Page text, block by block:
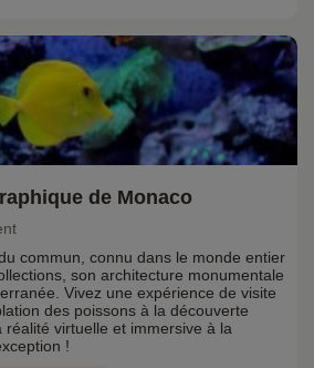
de Monaco
commun, connu dans le monde entier
son architecture monumentale
Vivez une expérience de visite
des poissons à la découverte
réalité virtuelle et immersive à la
!